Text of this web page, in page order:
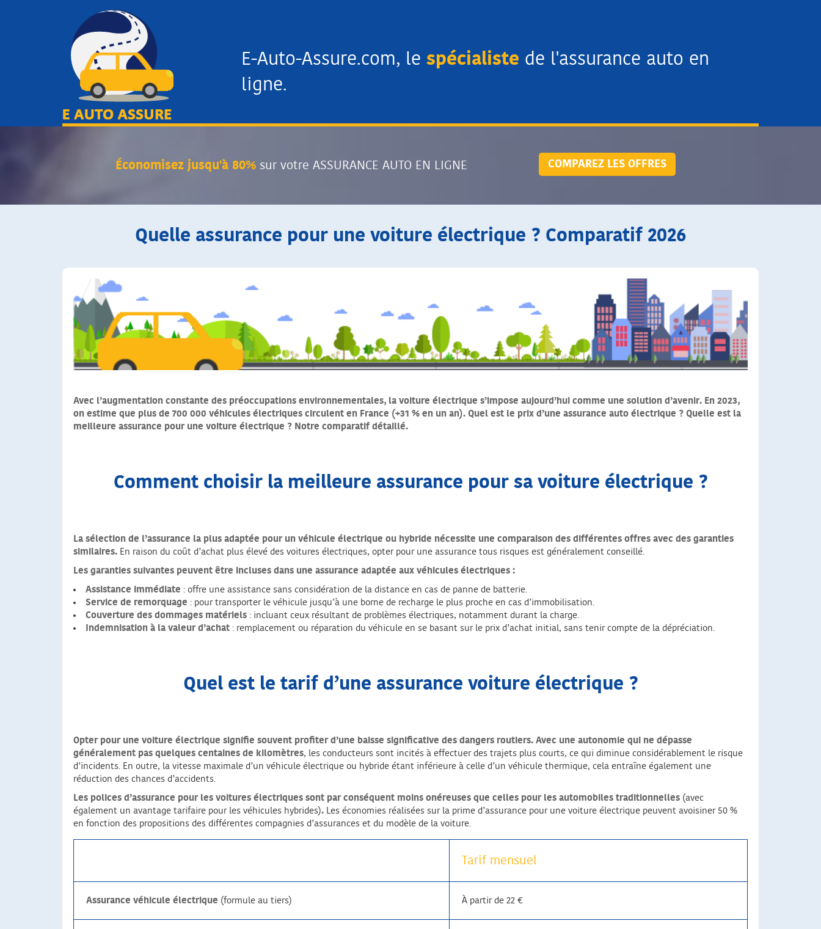
E-Auto-Assure.com, le spécialiste de l'assurance auto en
ligne.
Économisez jusqu'à 80% sur votre ASSURANCE AUTO EN LIGNE COMPAREZ LES OFFRES
Quelle assurance pour une voiture électrique ? Comparatif 2026
Avec l’augmentation constante des préoccupations environnementales, la voiture électrique s’impose aujourd’hui comme une solution d’avenir. En 2023,
on estime que plus de 700 000 véhicules électriques circulent en France (+31 % en un an). Quel est le prix d’une assurance auto électrique ? Quelle est la
meilleure assurance pour une voiture électrique ? Notre comparatif détaillé.
Comment choisir la meilleure assurance pour sa voiture électrique ?
La sélection de l’assurance la plus adaptée pour un véhicule électrique ou hybride nécessite une comparaison des différentes offres avec des garanties
similaires. En raison du coût d’achat plus élevé des voitures électriques, opter pour une assurance tous risques est généralement conseillé.
Les garanties suivantes peuvent être incluses dans une assurance adaptée aux véhicules électriques :
Assistance immédiate : offre une assistance sans considération de la distance en cas de panne de batterie.
Service de remorquage : pour transporter le véhicule jusqu’à une borne de recharge le plus proche en cas d’immobilisation.
Couverture des dommages matériels : incluant ceux résultant de problèmes électriques, notamment durant la charge.
Indemnisation à la valeur d’achat : remplacement ou réparation du véhicule en se basant sur le prix d’achat initial, sans tenir compte de la dépréciation.
Quel est le tarif d’une assurance voiture électrique ?
Opter pour une voiture électrique signifie souvent profiter d’une baisse significative des dangers routiers. Avec une autonomie qui ne dépasse
généralement pas quelques centaines de kilomètres, les conducteurs sont incités à effectuer des trajets plus courts, ce qui diminue considérablement le risque
d’incidents. En outre, la vitesse maximale d’un véhicule électrique ou hybride étant inférieure à celle d’un véhicule thermique, cela entraîne également une
réduction des chances d’accidents.
Les polices d’assurance pour les voitures électriques sont par conséquent moins onéreuses que celles pour les automobiles traditionnelles (avec
également un avantage tarifaire pour les véhicules hybrides). Les économies réalisées sur la prime d’assurance pour une voiture électrique peuvent avoisiner 50 %
en fonction des propositions des différentes compagnies d’assurances et du modèle de la voiture.
Tarif mensuel
Assurance véhicule électrique (formule au tiers) À partir de 22 €